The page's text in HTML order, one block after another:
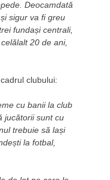
Deocamdată
sigur va fi greu
fundași centrali,
20 de ani,
clubului:
cu banii la club
jucătorii sunt cu
trebuie să lași
la fotbal,